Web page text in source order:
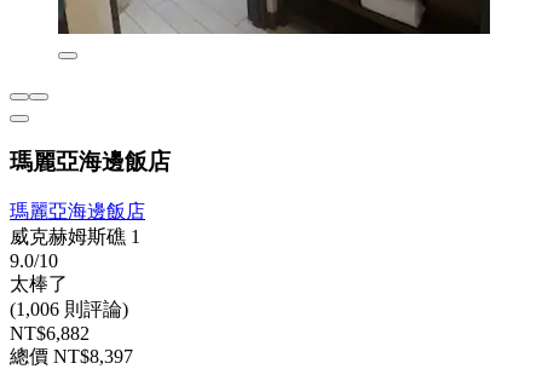
瑪麗亞海邊飯店
瑪麗亞海邊飯店
威克赫姆斯礁 1
9.0/10
太棒了
(1,006 則評論)
NT$6,882
總價 NT$8,397